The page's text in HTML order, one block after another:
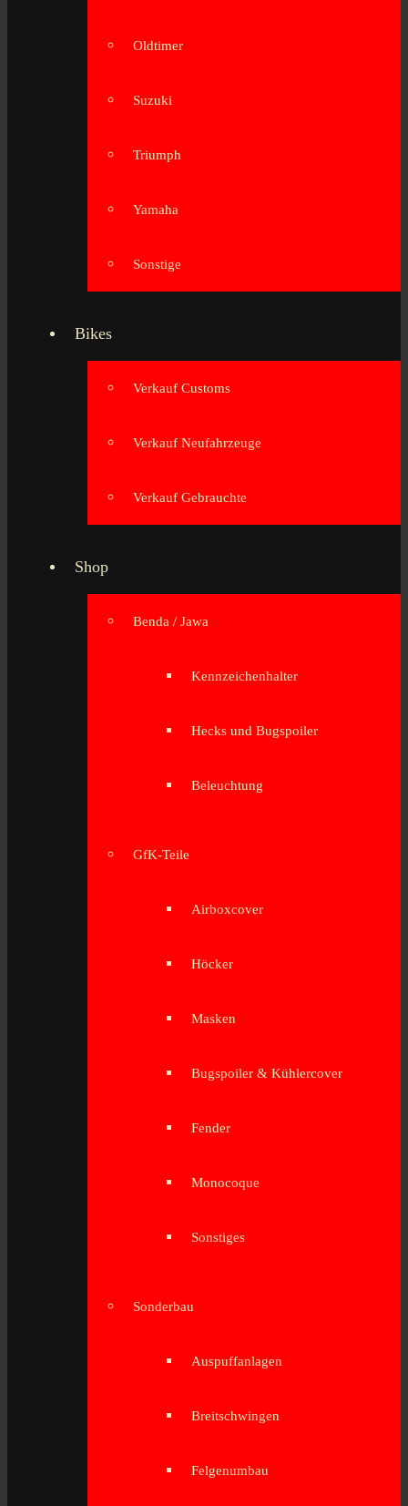
Oldtimer
Suzuki
Triumph
Yamaha
Sonstige
Bikes
Verkauf Customs
Verkauf Neufahrzeuge
Verkauf Gebrauchte
Shop
Benda / Jawa
Kennzeichenhalter
Hecks und Bugspoiler
Beleuchtung
GfK-Teile
Airboxcover
Höcker
Masken
Bugspoiler & Kühlercover
Fender
Monocoque
Sonstiges
Sonderbau
Auspuffanlagen
Breitschwingen
Felgenumbau